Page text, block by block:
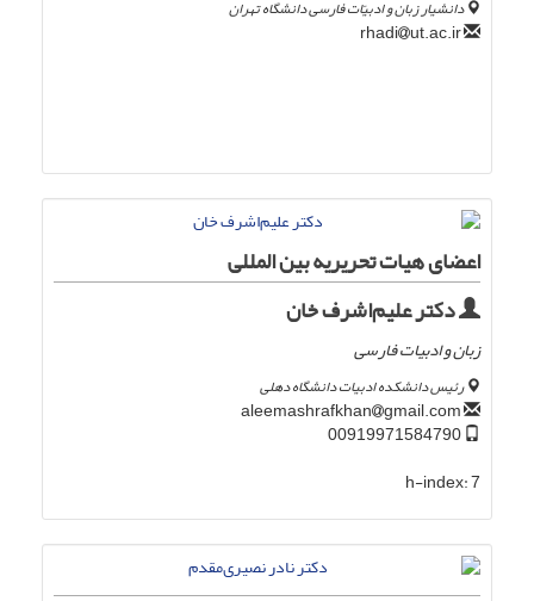
دانشیار زبان و ادبیّات فارسی دانشگاه تهران
ut.ac.ir
اعضای هیات تحریریه بین المللی
دکتر علیم‌اشرف خان
زبان و ادبیات فارسی
رئیس دانشکده ادبیات دانشگاه دهلی
gmail.com
h-index:7